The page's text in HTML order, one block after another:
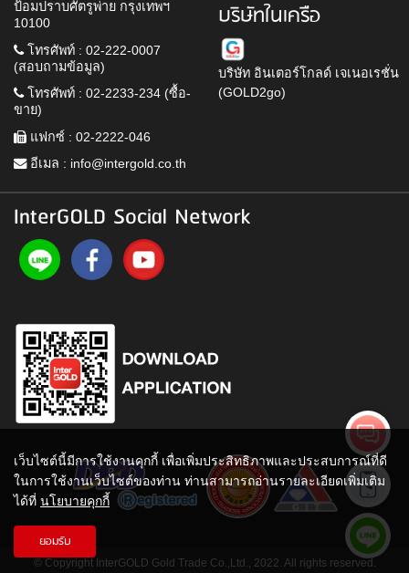
ป้อมปราบศัตรูพ่าย กรุงเทพฯ
10100
โทรศัพท์ : 02-222-0007
(สอบถามข้อมูล)
โทรศัพท์ : 02-2233-234 (ซื้อ-
ขาย)
แฟกซ์ : 02-2222-046
อีเมล : info@intergold.co.th
บริษัทในเครือ
บริษัท อินเตอร์โกลด์ เจเนอเรชั่น
(GOLD2go)
InterGOLD Social Network
© Copyright InterGOLD Gold Trade Co.,Ltd., 2022. All rights reserved.
เว็บไซต์นี้มีการใช้งานคุกกี้ เพื่อเพิ่มประสิทธิภาพและประสบการณ์ที่ดี
ในการใช้งานเว็บไซต์ของท่าน ท่านสามารถอ่านรายละเอียดเพิ่มเติม
ได้ที่ นโยบายคุกกี้
ยอมรับ